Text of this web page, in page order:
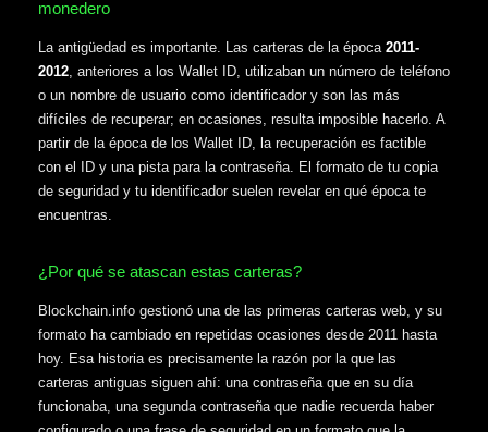
monedero
La antigüedad es importante. Las carteras de la época 2011-
2012 , anteriores a los Wallet ID, utilizaban un número de teléfono
o un nombre de usuario como identificador y son las más
difíciles de recuperar; en ocasiones, resulta imposible hacerlo. A
partir de la época de los Wallet ID, la recuperación es factible
con el ID y una pista para la contraseña. El formato de tu copia
de seguridad y tu identificador suelen revelar en qué época te
encuentras.
¿Por qué se atascan estas carteras?
Blockchain.info gestionó una de las primeras carteras web, y su
formato ha cambiado en repetidas ocasiones desde 2011 hasta
hoy. Esa historia es precisamente la razón por la que las
carteras antiguas siguen ahí: una contraseña que en su día
funcionaba, una segunda contraseña que nadie recuerda haber